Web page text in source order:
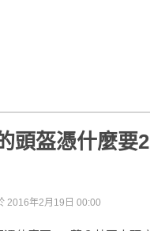
頭盔憑什麼要
2016年2月19日 00:00